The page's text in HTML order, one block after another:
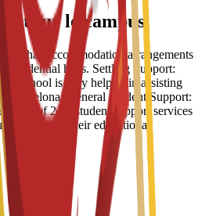
sur le campus
has accommodation arrangements
residential halls. Settling Support:
school is very helpful in assisting
Barcelona. General Student Support:
suite of 24/7 student support services
during their educational